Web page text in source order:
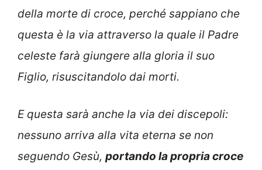
della morte di croce, perché sappiano che
questa è la via attraverso la quale il Padre
celeste farà giungere alla gloria il suo
Figlio, risuscitandolo dai morti.
E questa sarà anche la via dei discepoli:
nessuno arriva alla vita eterna se non
seguendo Gesù, portando la propria croce